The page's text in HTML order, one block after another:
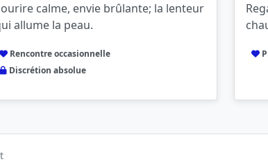
calme, envie brûlante; la lenteur
allume la peau.
Rencontre occasionnelle
Discrétion absolue